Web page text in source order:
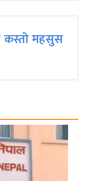
कस्तो महसुस